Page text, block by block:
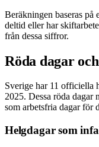
Beräkningen baseras på
deltid eller har
från dessa siffror.
Röda dagar
Sverige har 11 officiella
2025. Dessa röda dagar
som arbetsfria dagar för
Helgdagar som